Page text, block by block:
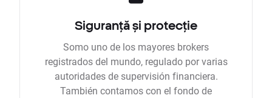
Siguranță și protecție
Somo uno de los mayores brokers
registrados del mundo, regulado por varias
autoridades de supervisión financiera.
También contamos con el fondo de